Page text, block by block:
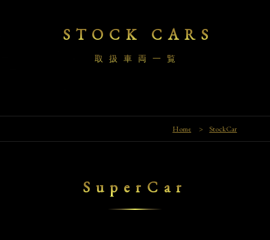
STOCK CARS
取扱車両一覧
Home > StockCar
SuperCar